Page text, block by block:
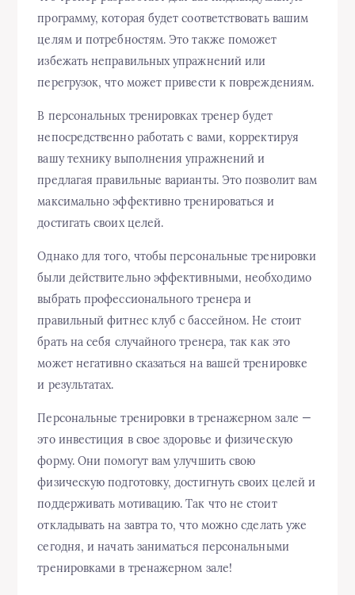
программу, которая будет соответствовать вашим
целям и потребностям. Это также поможет
избежать неправильных упражнений или
перегрузок, что может привести к повреждениям.
В персональных тренировках тренер будет
непосредственно работать с вами, корректируя
вашу технику выполнения упражнений и
предлагая правильные варианты. Это позволит вам
максимально эффективно тренироваться и
достигать своих целей.
Однако для того, чтобы персональные тренировки
были действительно эффективными, необходимо
выбрать профессионального тренера и
правильный фитнес клуб с бассейном. Не стоит
брать на себя случайного тренера, так как это
может негативно сказаться на вашей тренировке
и результатах.
Персональные тренировки в тренажерном зале —
это инвестиция в свое здоровье и физическую
форму. Они помогут вам улучшить свою
физическую подготовку, достигнуть своих целей и
поддерживать мотивацию. Так что не стоит
откладывать на завтра то, что можно сделать уже
сегодня, и начать заниматься персональными
тренировками в тренажерном зале!